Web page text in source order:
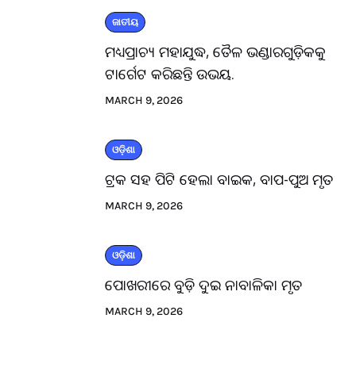
ଜାତୀୟ
ମଧ୍ୟପ୍ରାଚ୍ୟ ମହାଯୁଦ୍ଧ, ତୈଳ ଭଣ୍ଡାରଗୁଡ଼ିକକୁ
ଟାର୍ଗେଟ କରିଛନ୍ତି ଉଭୟ.
MARCH 9, 2026
ଓଡ଼ିଶା
ଟ୍ରକ ସହ ପିଟି ହେଲା ବାଇକ, ବାପ-ପୁଅ ମୃତ
MARCH 9, 2026
ଓଡ଼ିଶା
ପୋଖରୀରେ ବୁଡ଼ି ଦୁଇ ନାବାଳିକା ମୃତ
MARCH 9, 2026